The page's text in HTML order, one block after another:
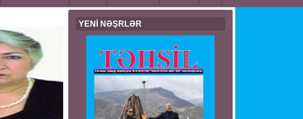
YENİ NƏŞRLƏR